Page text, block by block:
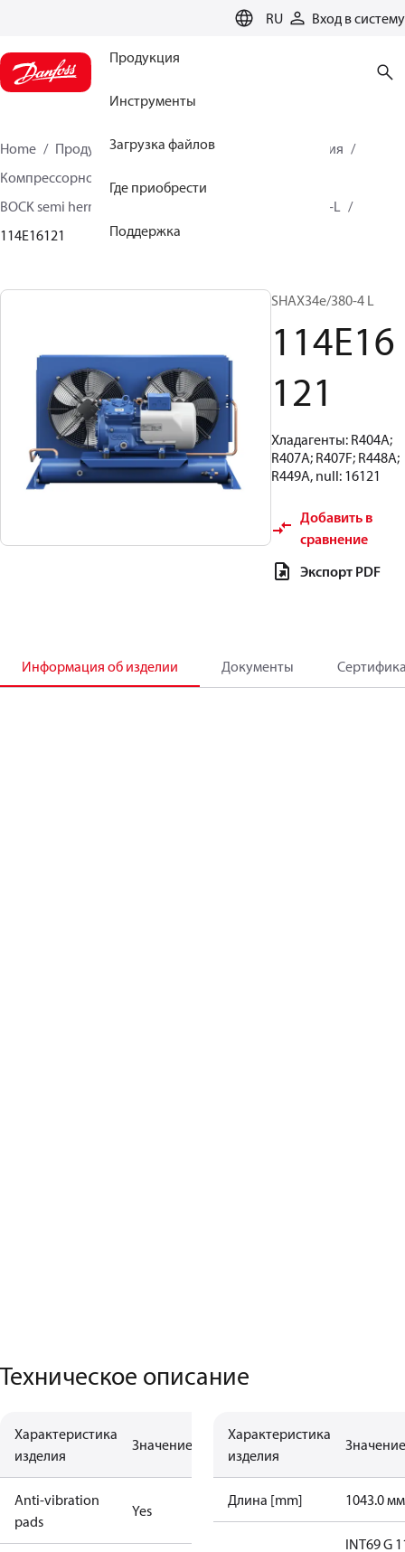
RU Вход в систему
Продукция
Инструменты
Загрузка файлов
Где приобрести
Поддержка
Home Продукция
Решения для холодоснабжения
Компрессорно-конденсаторные агрегаты
BOCK semi hermetic SHA-L
BOCK semi hermetic SHA-L
114E16121
SHAX34e/380-4 L
114E16
121
Хладагенты: R404A;
R407A; R407F; R448A;
R449A, null: 16121
Добавить в
сравнение
Экспорт PDF
Информация об изделии Документы
Техническое описание
Характеристика
изделия
Значение
Anti-vibration
pads
Yes
Характеристика
изделия
Значение
Длина [mm] 1043.0 мм
INT69 G